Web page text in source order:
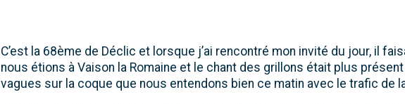
C’est la 68ème de Déclic et lorsque j’ai rencontré mon invité du jour, il
nous étions à Vaison la Romaine et le chant des grillons était plus
vagues sur la coque que nous entendons bien ce matin avec le trafic de